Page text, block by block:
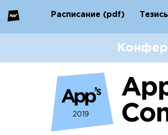
Расписание (pdf)
2019